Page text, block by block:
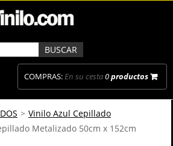
COMPRAS:En su cesta0productos
> Vinilo Azul Cepillado
Metalizado 50cm x 152cm